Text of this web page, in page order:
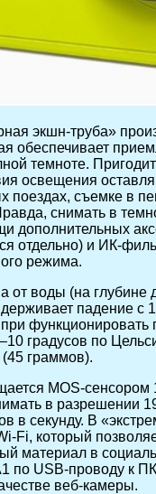
экшн-труба»
обеспечивает
темноте.
освещения
поездах, съемке в
снимать в
дополнительных
отдельно) и ИК-
режима.
от воды (на глубине
падение с
функционировать
градусов по
(45 граммов).
MOS-сенсором
в разрешении
в секунду. В
Fi, который
материал в
по USB-проводу к
веб-камеры.